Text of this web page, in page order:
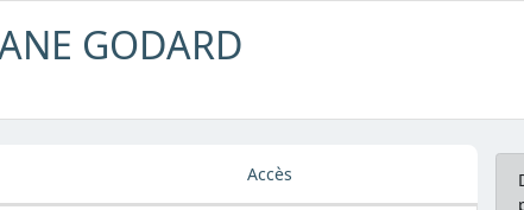
GODARD
Accès